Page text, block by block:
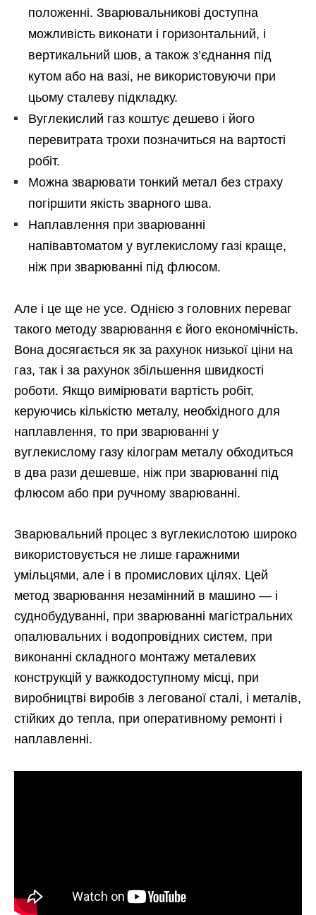
положенні. Зварювальникові доступна
можливість виконати і горизонтальний, і
вертикальний шов, а також з’єднання під
кутом або на вазі, не використовуючи при
цьому сталеву підкладку.
Вуглекислий газ коштує дешево і його
перевитрата трохи позначиться на вартості
робіт.
Можна зварювати тонкий метал без страху
погіршити якість зварного шва.
Наплавлення при зварюванні
напівавтоматом у вуглекислому газі краще,
ніж при зварюванні під флюсом.
Але і це ще не усе. Однією з головних переваг
такого методу зварювання є його економічність.
Вона досягається як за рахунок низької ціни на
газ, так і за рахунок збільшення швидкості
роботи. Якщо вимірювати вартість робіт,
керуючись кількістю металу, необхідного для
наплавлення, то при зварюванні у
вуглекислому газу кілограм металу обходиться
в два рази дешевше, ніж при зварюванні під
флюсом або при ручному зварюванні.
Зварювальний процес з вуглекислотою широко
використовується не лише гаражними
умільцями, але і в промислових цілях. Цей
метод зварювання незамінний в машино — і
суднобудуванні, при зварюванні магістральних
опалювальних і водопровідних систем, при
виконанні складного монтажу металевих
конструкцій у важкодоступному місці, при
виробництві виробів з легованої сталі, і металів,
стійких до тепла, при оперативному ремонті і
наплавленні.